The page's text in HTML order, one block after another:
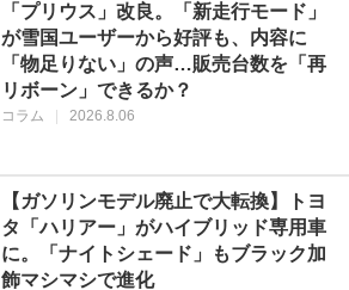
「プリウス」改良。「新走行モード」
が雪国ユーザーから好評も、内容に
「物足りない」の声…販売台数を「再
リボーン」できるか？
コラム 2026.8.06
【ガソリンモデル廃止で大転換】トヨ
タ「ハリアー」がハイブリッド専用車
に。「ナイトシェード」もブラック加
飾マシマシで進化